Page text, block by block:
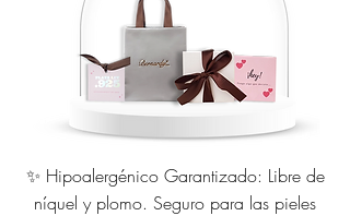
✨ Hipoalergénico Garantizado: Libre de
níquel y plomo. Seguro para las pieles